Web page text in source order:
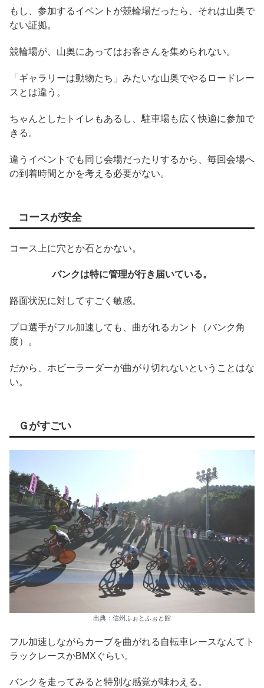
もし、参加するイベントが競輪場だったら、それは山奥で
ない証拠。
競輪場が、山奥にあってはお客さんを集められない。
「ギャラリーは動物たち」みたいな山奥でやるロードレー
スとは違う。
ちゃんとしたトイレもあるし、駐車場も広く快適に参加で
きる。
違うイベントでも同じ会場だったりするから、毎回会場へ
の到着時間とかを考える必要がない。
コースが安全
コース上に穴とか石とかない。
バンクは特に管理が行き届いている。
路面状況に対してすごく敏感。
プロ選手がフル加速しても、曲がれるカント（バンク角
度）。
だから、ホビーラーダーが曲がり切れないということはな
い。
Ｇがすごい
出典：信州ふぉとふぉと館
フル加速しながらカーブを曲がれる自転車レースなんてト
ラックレースかBMXぐらい。
バンクを走ってみると特別な感覚が味わえる。